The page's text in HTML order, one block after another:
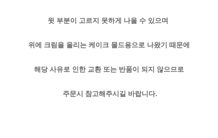
윗 부분이 고르지 못하게 나올 수 있으며
위에 크림을 올리는 케이크 몰드용으로 나왔기 때문에
해당 사유로 인한 교환 또는 반품이 되지 않으므로
주문시 참고해주시길 바랍니다.